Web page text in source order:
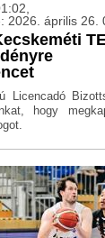
2026. április 26.
Licencadó
hogy